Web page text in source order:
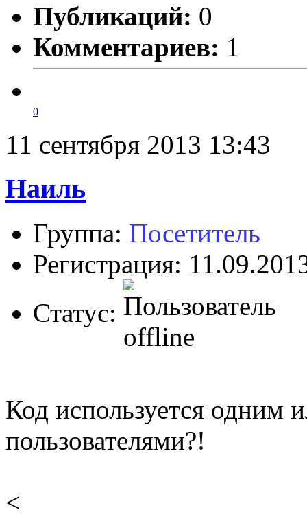
Публикаций: 0
Комментариев: 1
0
11 сентября 2013 13:43
Наиль
Группа: Посетитель
Регистрация:
Статус:
Код используется одним
пользователями?!
<